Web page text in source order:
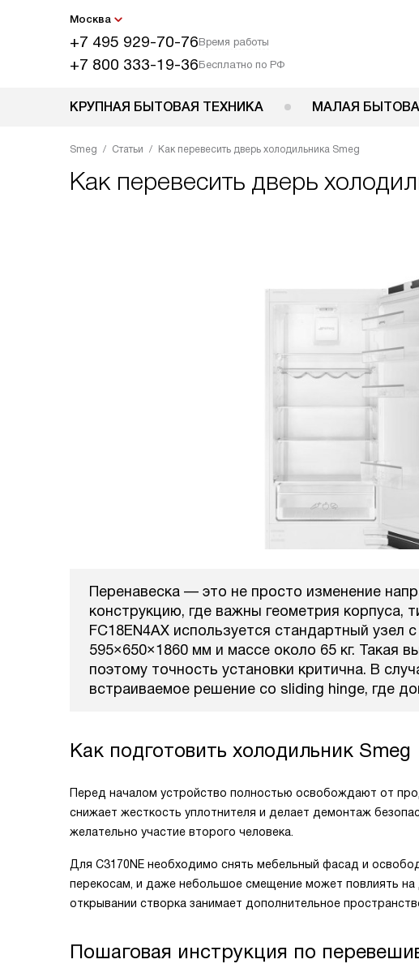
Москва
+7 495 929-70-76Время работы
+7 800 333-19-36Бесплатно по РФ
КРУПНАЯ БЫТОВАЯ ТЕХНИКА МАЛАЯ
Smeg Статьи Как перевесить дверь холодильника Smeg
Как перевесить дверь
Перенавеска — это не просто изменение
конструкцию, где важны геометрия корпуса,
FC18EN4AX используется стандартный узел
595×650×1860 мм и массе около 65 кг. Такая
поэтому точность установки критична. В
встраиваемое решение со sliding hinge, где
Как подготовить холодильник Smeg
Перед началом устройство полностью освобождают от
снижает жесткость уплотнителя и делает демонтаж
желательно участие второго человека.
Для C3170NE необходимо снять мебельный фасад и
перекосам, и даже небольшое смещение может повлиять
открывании створка занимает дополнительное
Пошаговая инструкция по